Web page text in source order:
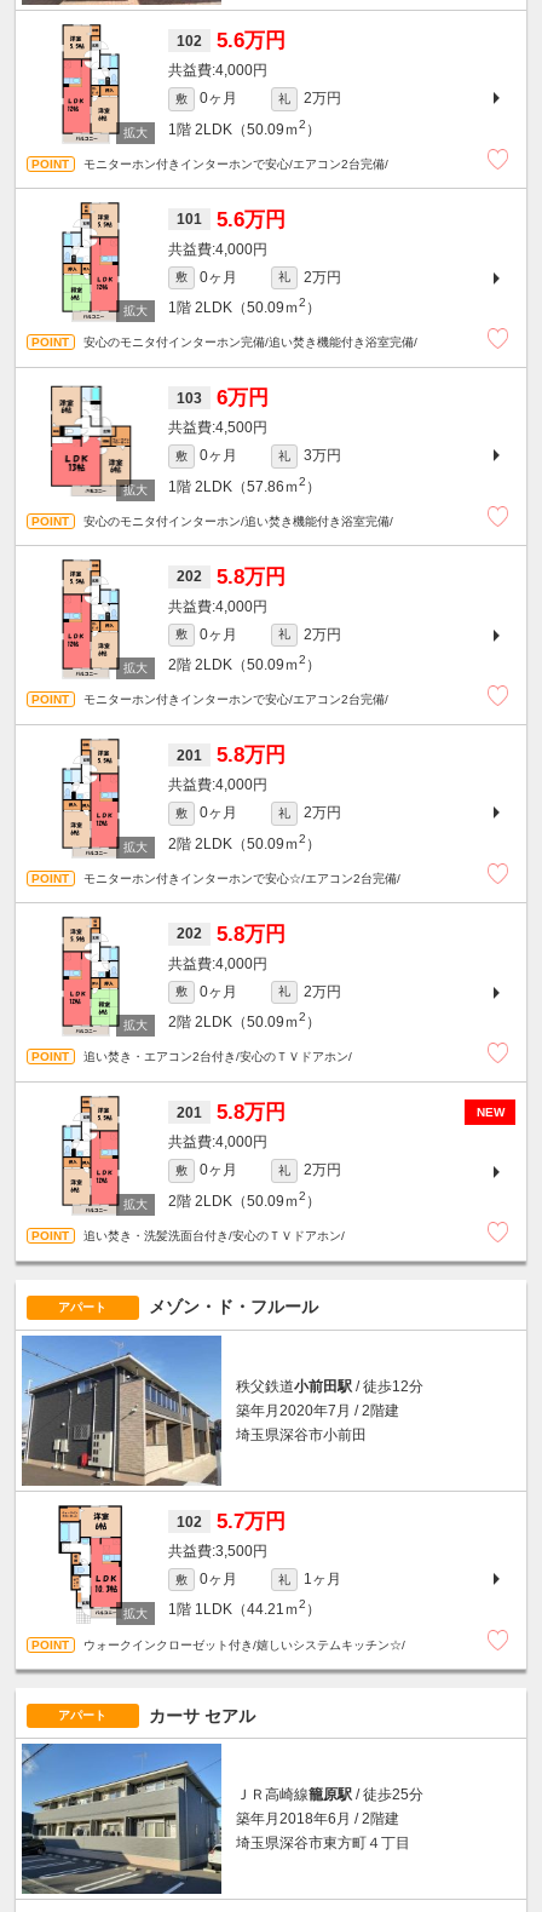
102 5.6万円
4,000円
敷 0ヶ月 礼
2万円
1階 2LDK（50.09ｍ2 ）
モニターホン付きインターホンで安心/エアコン2台完備/
101 5.6万円
4,000円
敷 0ヶ月 礼
2万円
1階 2LDK（50.09ｍ2 ）
安心のモニタ付インターホン完備/追い焚き機能付き浴室完備/
103 6万円
4,500円
敷 0ヶ月 礼
3万円
1階 2LDK（57.86ｍ2 ）
安心のモニタ付インターホン/追い焚き機能付き浴室完備/
202 5.8万円
4,000円
敷 0ヶ月 礼
2万円
2階 2LDK（50.09ｍ2 ）
モニターホン付きインターホンで安心/エアコン2台完備/
201 5.8万円
4,000円
敷 0ヶ月 礼
2万円
2階 2LDK（50.09ｍ2 ）
モニターホン付きインターホンで安心☆/エアコン2台完備/
202 5.8万円
4,000円
敷 0ヶ月 礼
2万円
2階 2LDK（50.09ｍ2 ）
追い焚き・エアコン2台付き/安心のＴＶドアホン/
NEW
201 5.8万円
4,000円
敷 0ヶ月 礼
2万円
2階 2LDK（50.09ｍ2 ）
追い焚き・洗髪洗面台付き/安心のＴＶドアホン/
アパート メゾン・ド・フルール
秩父鉄道小前田駅 / 徒歩12分
築年月2020年7月 / 2階建
埼玉県深谷市小前田
102 5.7万円
3,500円
敷 0ヶ月 礼
1ヶ月
1階 1LDK（44.21ｍ2 ）
ウォークインクローゼット付き/嬉しいシステムキッチン☆/
アパート カーサ セアル
ＪＲ高崎線籠原駅 / 徒歩25分
築年月2018年6月 / 2階建
埼玉県深谷市東方町４丁目